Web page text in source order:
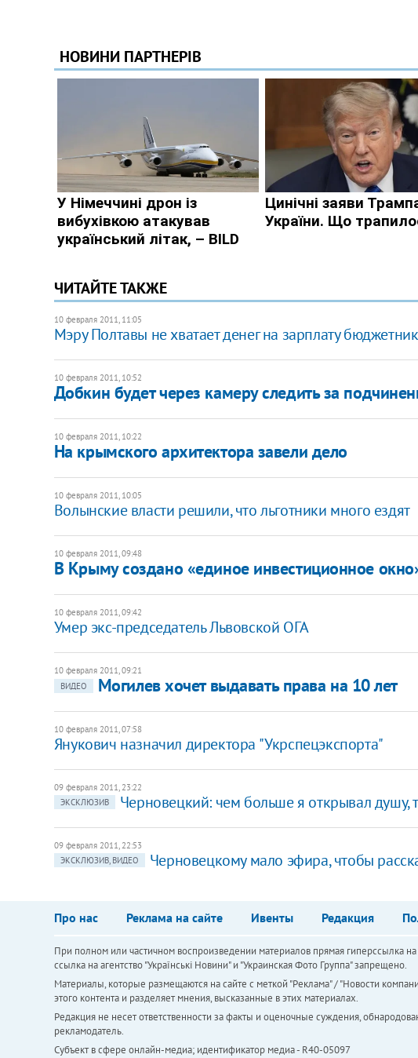
ЧИТАЙТЕ ТАКЖЕ
10 февраля 2011, 11:05
​Мэру Полтавы не хватает денег на зарплату
10 февраля 2011, 10:52
Добкин будет через камеру следить за
10 февраля 2011, 10:22
На крымского архитектора завели дело
10 февраля 2011, 10:05
Волынские власти решили, что льготники много ездят
10 февраля 2011, 09:48
В Крыму создано «единое инвестиционное
10 февраля 2011, 09:42
Умер экс-председатель Львовской ОГА
10 февраля 2011, 09:21
ВИДЕО
Могилев хочет выдавать права на 10 лет
10 февраля 2011, 07:58
Янукович назначил директора "Укрспецэкспорта"
09 февраля 2011, 23:22
ЭКСКЛЮЗИВ
Черновецкий: чем больше я открывал душу,
09 февраля 2011, 22:53
ЭКСКЛЮЗИВ, ВИДЕО
Черновецкому мало эфира, чтобы
Про нас Реклама на сайте Ивенты Редакция
При полном или частичном воспроизведении материалов прямая гиперссылка
ссылка на агентство "Українськi Новини" и "Украинская Фото Группа" запрещено.
Материалы, которые размещаются на сайте с меткой "Реклама" / "Новости
этого контента и разделяет мнения, высказанные в этих материалах.
Редакция не несет ответственности за факты и оценочные суждения,
рекламодатель.
Субъект в сфере онлайн-медиа; идентификатор медиа - R40-05097